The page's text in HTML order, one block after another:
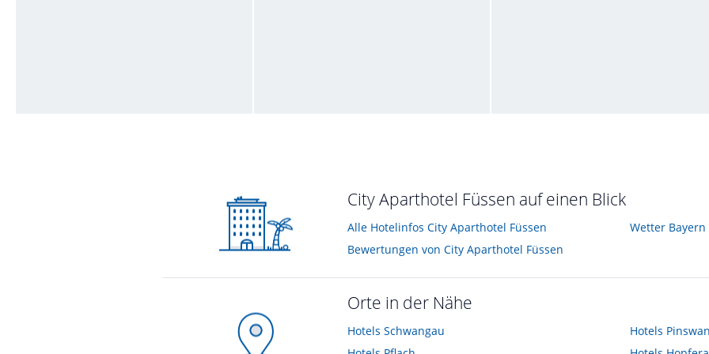
City Aparthotel Füssen auf einen Blick
Alle Hotelinfos City Aparthotel Füssen
Bewertungen von City Aparthotel Füssen
Wetter Bayern
Orte in der Nähe
Hotels Schwangau
Hotels